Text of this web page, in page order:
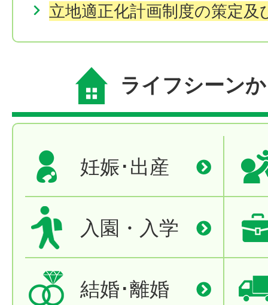
立地適正化計画制度の策定及
ライフシーン
妊娠･出産
入園・入学
結婚･離婚